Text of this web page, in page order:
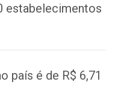
estabelecimentos
país é de R$ 6,71